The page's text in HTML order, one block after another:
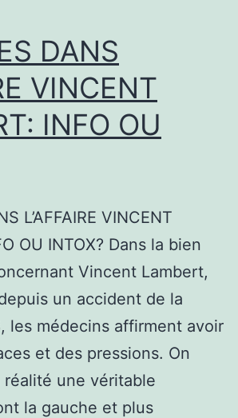
DANS
VINCENT
INFO OU
L’AFFAIRE VINCENT
OU INTOX? Dans la bien
Vincent Lambert,
un accident de la
les médecins affirment avoir
et des pressions. On
une véritable
la gauche et plus